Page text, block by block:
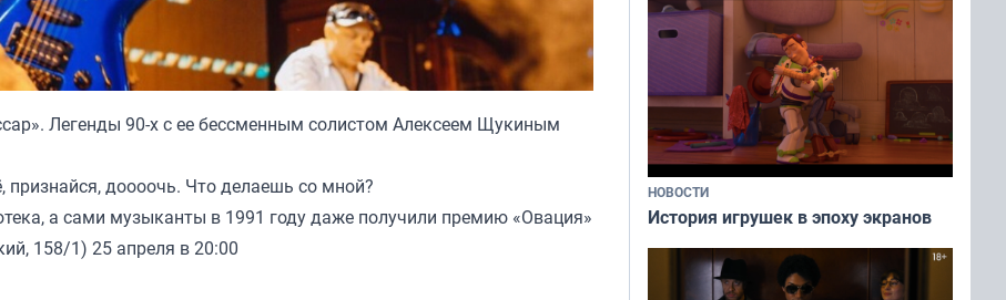
Легенды 90-х с ее бессменным солистом Алексеем Щукиным
доооочь. Что делаешь со мной?
а сами музыканты в 1991 году даже получили премию «Овация»
158/1) 25 апреля в 20:00
НОВОСТИ
История игрушек в эпоху экранов